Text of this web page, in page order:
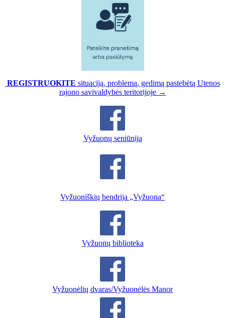
REGISTRUOKITE situaciją, problemą, gedimą pastebėtą Utenos
rajono savivaldybės teritorijoje →
Vyžuonų seniūnija
Vyžuoniškių bendrija „Vyžuona“
Vyžuonų biblioteka
Vyžuonėlių dvaras/Vyžuonėlės Manor